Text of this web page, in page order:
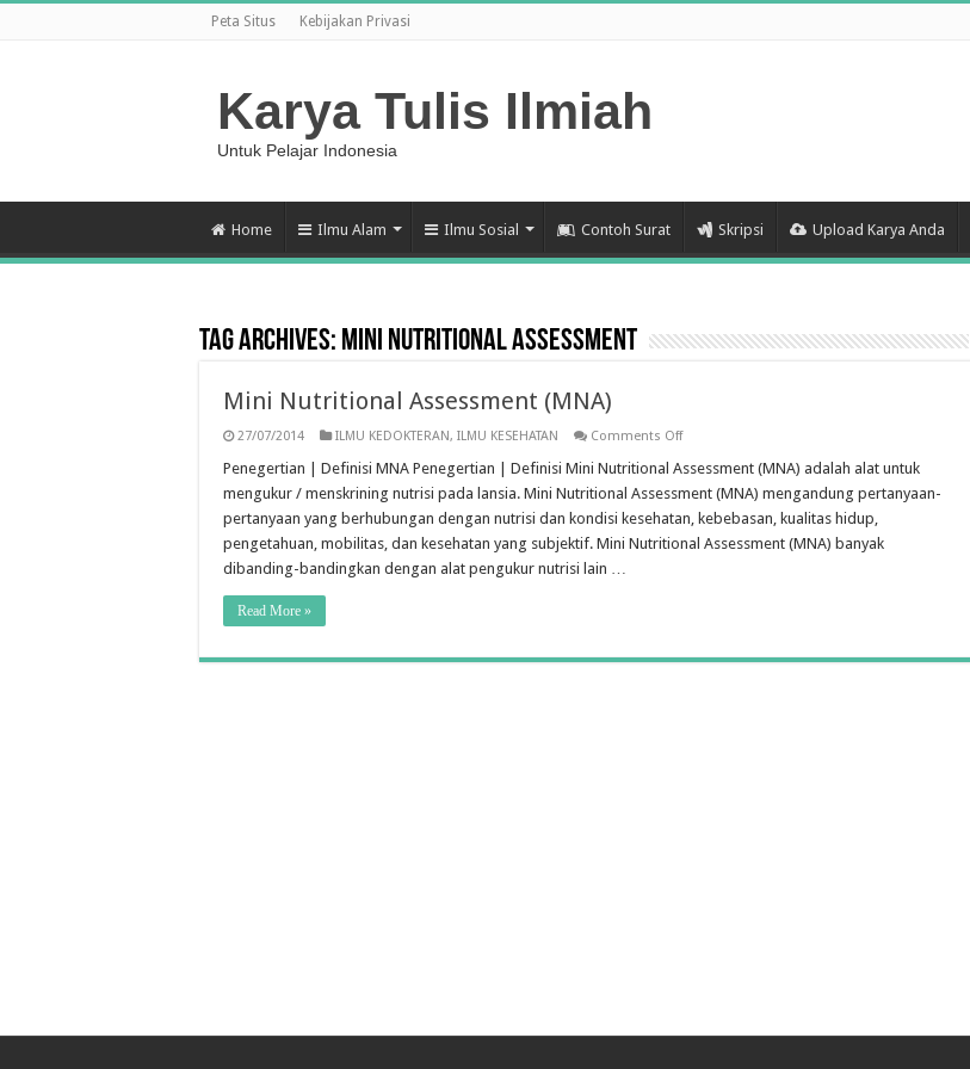
Peta Situs Kebijakan Privasi
Karya Tulis Ilmiah
Untuk Pelajar Indonesia
Home Ilmu Alam Ilmu Sosial Contoh Surat Skripsi Upload Karya Anda
Tag Archives: Mini Nutritional Assessment
Mini Nutritional Assessment (MNA)
27/07/2014 ILMU KEDOKTERAN, ILMU KESEHATAN Comments Offon
Nutritional
(MNA)
Penegertian | Definisi MNA Penegertian | Definisi Mini Nutritional Assessment (MNA) adalah alat untuk
mengukur / menskrining nutrisi pada lansia. Mini Nutritional Assessment (MNA) mengandung pertanyaan-
pertanyaan yang berhubungan dengan nutrisi dan kondisi kesehatan, kebebasan, kualitas hidup,
pengetahuan, mobilitas, dan kesehatan yang subjektif. Mini Nutritional Assessment (MNA) banyak
dibanding-bandingkan dengan alat pengukur nutrisi lain …
Read More »